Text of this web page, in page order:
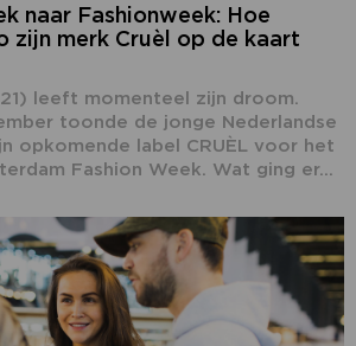
naar Fashionweek: Hoe
zijn merk Cruèl op de kaart
leeft momenteel zijn droom.
toonde de jonge Nederlandse
opkomende label CRUÈL voor het
Fashion Week. Wat ging er...